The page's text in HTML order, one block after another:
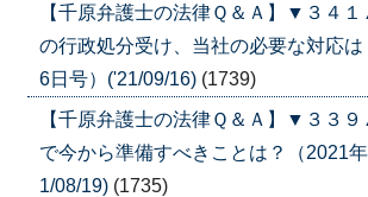
【千原弁護士の法律Ｑ＆Ａ】▼３４
の行政処分受け、当社の必要な対応
6日号）('21/09/16) (1739)
【千原弁護士の法律Ｑ＆Ａ】▼３３
で今から準備すべきことは？（2021
1/08/19) (1735)